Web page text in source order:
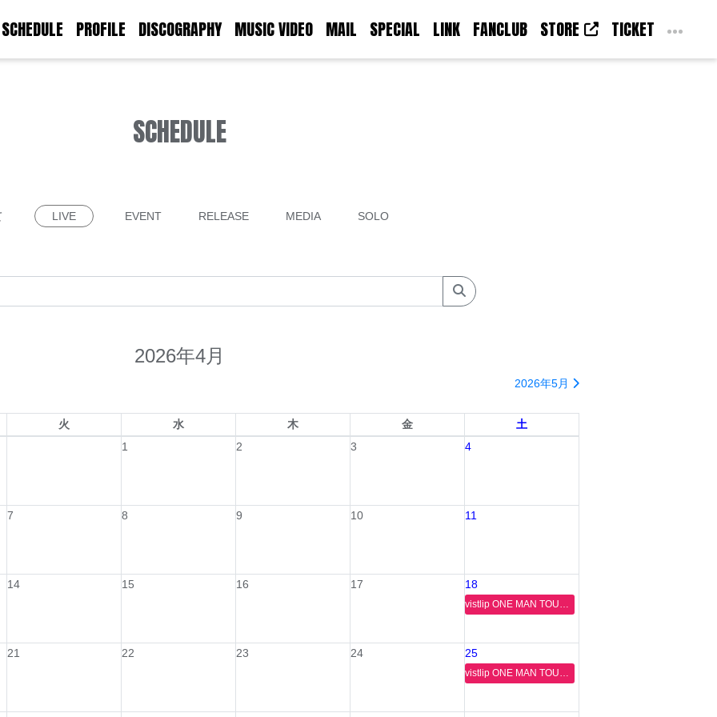
SCHEDULE PROFILE DISCOGRAPHY MUSIC VIDEO MAIL SPECIAL LINK FANCLUB STORE TICKET
SCHEDULE
LIVE EVENT RELEASE MEDIA SOLO
2026年4月
2026年5月
火 水 木 金
土
1
2 3 4
7 8 9 10 11
14 15 16 17 18
vistlip ONE MAN TOUR 2026 [Drawing Dawn]
21 22 23 24 25
vistlip ONE MAN TOUR 2026 [Drawing Dawn]